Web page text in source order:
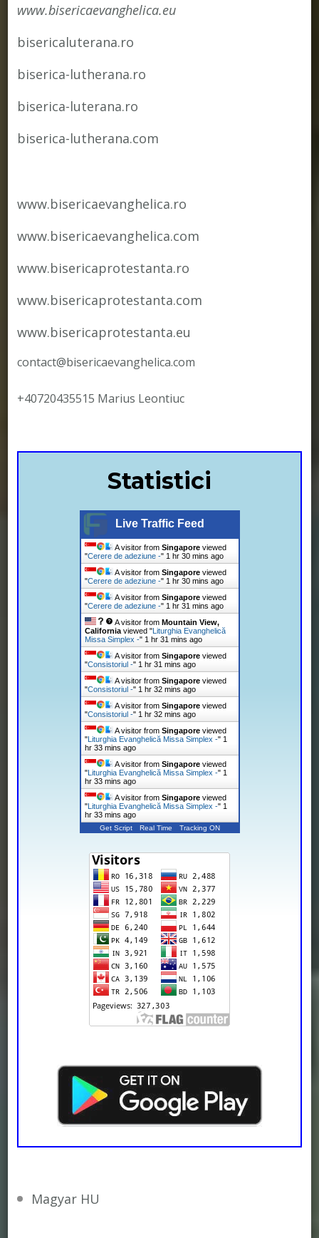
www.bisericaevanghelica.eu
bisericaluterana.ro
biserica-lutherana.ro
biserica-luterana.ro
biserica-lutherana.com
www.bisericaevanghelica.ro
www.bisericaevanghelica.com
www.bisericaprotestanta.ro
www.bisericaprotestanta.com
www.bisericaprotestanta.eu
contact@bisericaevanghelica.com
+40720435515 Marius Leontiuc
Statistici
Live Traffic Feed
A visitor from Singaporeviewed
"Cerere de adeziune -" 1 hr 30 mins ago
A visitor from Singaporeviewed
"Cerere de adeziune -" 1 hr 30 mins ago
A visitor from Singaporeviewed
"Cerere de adeziune -" 1 hr 31 mins ago
A visitor from Mountain View,
Californiaviewed "Liturghia Evanghelică
Missa Simplex -" 1 hr 31 mins ago
A visitor from Singaporeviewed
"Consistoriul -" 1 hr 31 mins ago
A visitor from Singaporeviewed
"Consistoriul -" 1 hr 32 mins ago
A visitor from Singaporeviewed
"Consistoriul -" 1 hr 32 mins ago
A visitor from Singaporeviewed
"Liturghia Evanghelică Missa Simplex -" 1
hr 33 mins ago
A visitor from Singaporeviewed
"Liturghia Evanghelică Missa Simplex -" 1
hr 33 mins ago
A visitor from Singaporeviewed
"Liturghia Evanghelică Missa Simplex -" 1
hr 33 mins ago
Get Script Real Time Tracking ON
Magyar HU